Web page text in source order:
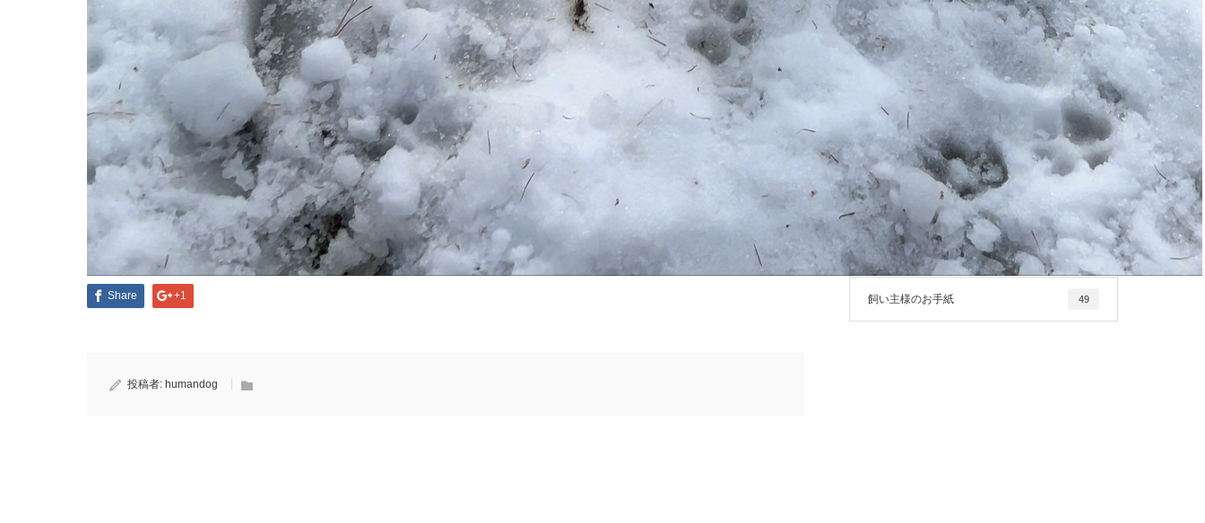
Facebook
Mastodon
Email
共
有
Share +1
投稿者: humandog
カテキョレポート 113
改善事例 3
未分類
犬暮らし羅針盤より
飼い主さんの家庭教師.chテキスト
飼い主塾テキスト
飼い主様のお手紙 49